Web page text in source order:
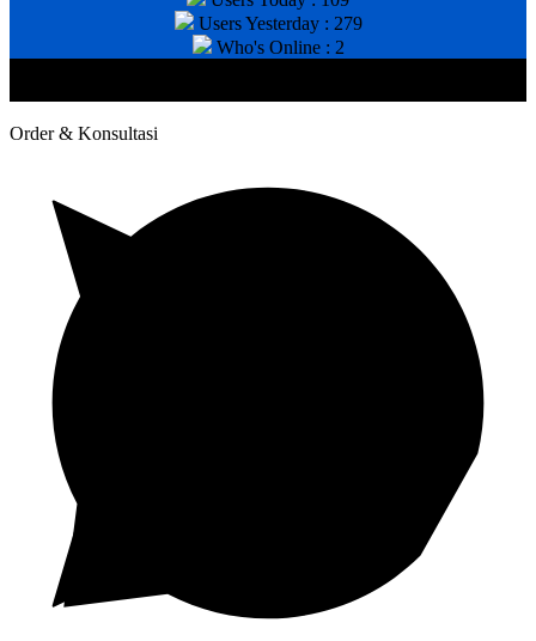
Users Yesterday : 279
Who's Online : 2
Order & Konsultasi